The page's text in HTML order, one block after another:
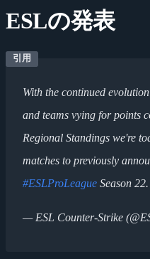
ESLの発表
With the continued
and teams vying for points
Regional Standings we're
matches to previously
#ESLProLeague Season 22.
— ESL Counter-Strike